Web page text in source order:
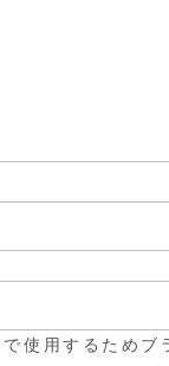
使用するためブ